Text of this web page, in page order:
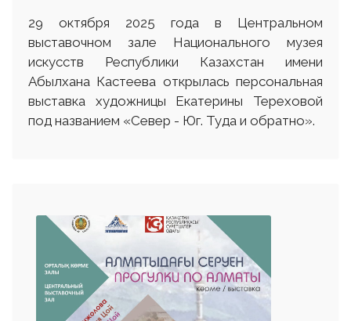
29 октября 2025 года в Центральном
выставочном зале Национального музея
искусств Республики Казахстан имени
Абылхана Кастеева открылась персональная
выставка художницы Екатерины Тереховой
под названием «Север - Юг. Туда и обратно».